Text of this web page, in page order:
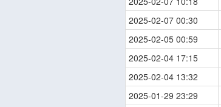
2025-02-07 00:30
2025-02-05 00:59
2025-02-04 17:15
2025-02-04 13:32
2025-01-29 23:29